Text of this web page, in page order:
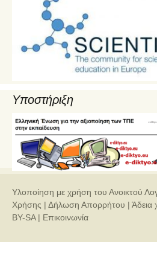
Υποστήριξη
Υλοποίηση με χρήση του Ανοικτού
Χρήσης | Δήλωση Απορρήτου | Άδεια
BY-SA| Επικοινωνία